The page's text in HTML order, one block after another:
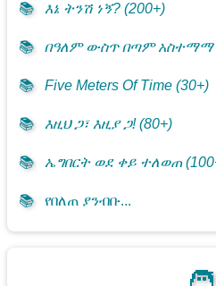
📚 እኔ ትንሽ ነኝ? (200+)
📚 በዓለም ውስጥ በጣም
📚 Five Meters Of Time (30+)
📚 እዚህ ጋ፣ እዚያ ጋ! (80+)
📚 ኤግበርት ወደ ቀይ ተለወጠ
📚 የበለጠ ያንብቡ...